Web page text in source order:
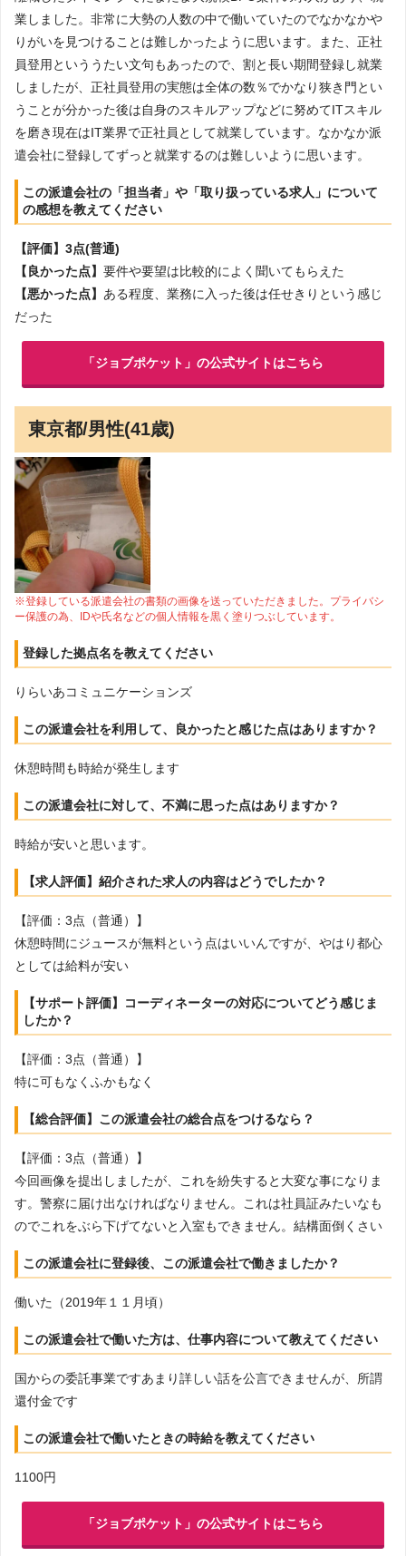
業しました。非常に大勢の人数の中で働いていたのでなかなかや
りがいを見つけることは難しかったように思います。また、正社
員登用といううたい文句もあったので、割と長い期間登録し就業
しましたが、正社員登用の実態は全体の数％でかなり狭き門とい
うことが分かった後は自身のスキルアップなどに努めてITスキル
を磨き現在はIT業界で正社員として就業しています。なかなか派
遣会社に登録してずっと就業するのは難しいように思います。
この派遣会社の「担当者」や「取り扱っている求人」について
の感想を教えてください
【評価】3点(普通)
【良かった点】 要件や要望は比較的によく聞いてもらえた
【悪かった点】 ある程度、業務に入った後は任せきりという感じ
だった
「ジョブポケット」の公式サイトはこちら
東京都/男性(41歳)
※登録している派遣会社の書類の画像を送っていただきました。プライバシ
ー保護の為、IDや氏名などの個人情報を黒く塗りつぶしています。
登録した拠点名を教えてください
りらいあコミュニケーションズ
この派遣会社を利用して、良かったと感じた点はありますか？
休憩時間も時給が発生します
この派遣会社に対して、不満に思った点はありますか？
時給が安いと思います。
【求人評価】紹介された求人の内容はどうでしたか？
【評価：3点（普通）】
休憩時間にジュースが無料という点はいいんですが、やはり都心
としては給料が安い
【サポート評価】コーディネーターの対応についてどう感じま
したか？
【評価：3点（普通）】
特に可もなくふかもなく
【総合評価】この派遣会社の総合点をつけるなら？
【評価：3点（普通）】
今回画像を提出しましたが、これを紛失すると大変な事になりま
す。警察に届け出なければなりません。これは社員証みたいなも
のでこれをぶら下げてないと入室もできません。結構面倒くさい
この派遣会社に登録後、この派遣会社で働きましたか？
働いた（2019年１１月頃）
この派遣会社で働いた方は、仕事内容について教えてください
国からの委託事業ですあまり詳しい話を公言できませんが、所謂
還付金です
この派遣会社で働いたときの時給を教えてください
1100円
「ジョブポケット」の公式サイトはこちら